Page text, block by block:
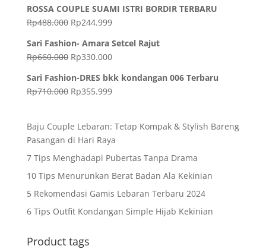
ROSSA COUPLE SUAMI ISTRI BORDIR TERBARU
Rp488.000 Rp244.999
Sari Fashion- Amara Setcel Rajut
Rp660.000 Rp330.000
Sari Fashion-DRES bkk kondangan 006 Terbaru
Rp710.000 Rp355.999
Baju Couple Lebaran: Tetap Kompak & Stylish Bareng
Pasangan di Hari Raya
7 Tips Menghadapi Pubertas Tanpa Drama
10 Tips Menurunkan Berat Badan Ala Kekinian
5 Rekomendasi Gamis Lebaran Terbaru 2024
6 Tips Outfit Kondangan Simple Hijab Kekinian
Product tags